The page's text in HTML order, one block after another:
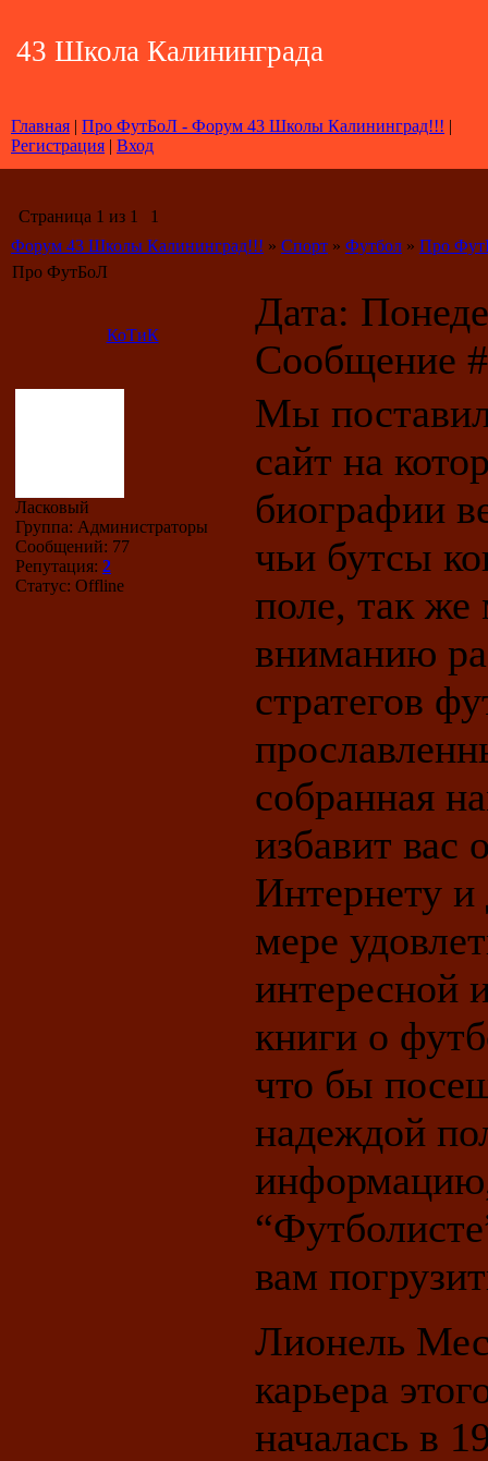
43 Школа Калининграда
Главная | Про ФутБоЛ - Форум 43 Школы Калининград!!! |
Регистрация | Вход
Страница 1 из 1
1
Форум 43 Школы Калининград!!! » Спорт » Футбол » Про
Про ФутБоЛ
КоТиК
Дата:
Сообщение
Ласковый
Группа: Администраторы
Сообщений: 77
Репутация: 2
Статус: Offline
Мы
сайт на
биографии
чьи бутсы
поле, так
вниманию
стратегов
собранная
избавит вас
Интернету и
мере
интересной
книги о
что бы
надеждой
вам
Лионель
карьера
началась в